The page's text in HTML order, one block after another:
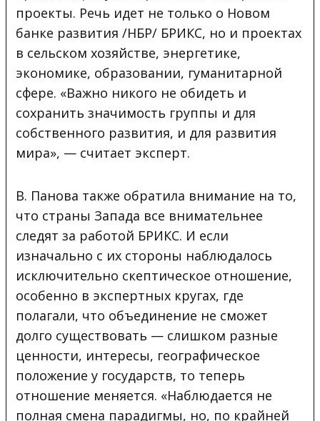
проекты. Речь идет не только о Новом
банке развития /НБР/ БРИКС, но и проектах
в сельском хозяйстве, энергетике,
экономике, образовании, гуманитарной
сфере. «Важно никого не обидеть и
сохранить значимость группы и для
собственного развития, и для развития
мира», — считает эксперт.
В. Панова также обратила внимание на то,
что страны Запада все внимательнее
следят за работой БРИКС. И если
изначально с их стороны наблюдалось
исключительно скептическое отношение,
особенно в экспертных кругах, где
полагали, что объединение не сможет
долго существовать — слишком разные
ценности, интересы, географическое
положение у государств, то теперь
отношение меняется. «Наблюдается не
полная смена парадигмы, но, по крайней